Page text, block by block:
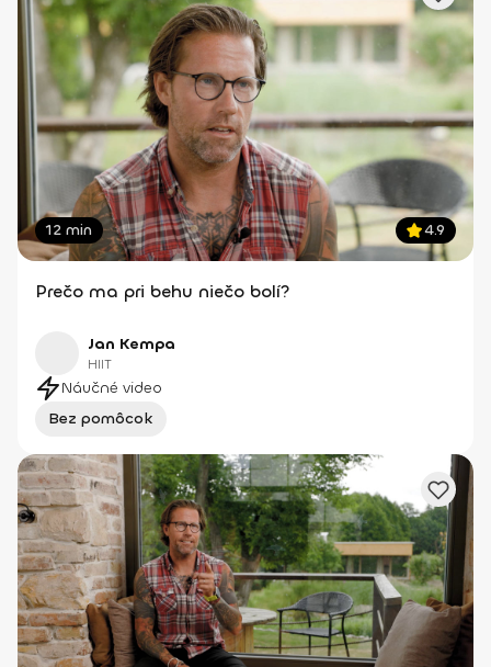
12 min 4.9
Prečo ma pri behu niečo bolí?
Jan Kempa
HIIT
Náučné video
Bez pomôcok